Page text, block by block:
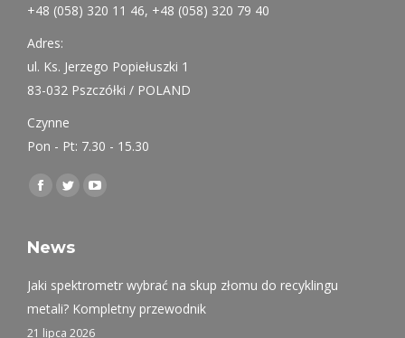
+48 (058) 320 11 46, +48 (058) 320 79 40
Adres:
ul. Ks. Jerzego Popiełuszki 1
83-032 Pszczółki / POLAND
Czynne
Pon - Pt: 7.30 - 15.30
Find us on:
Facebook
opens
new
window
Twitter
opens
new
window
YouTube
new
window
News
Jaki spektrometr wybrać na skup złomu do recyklingu
metali? Kompletny przewodnik
21 lipca 2026